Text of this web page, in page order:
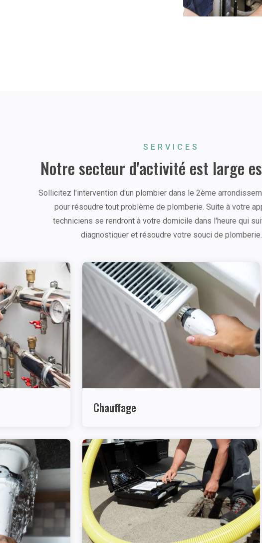
SERVICES
Notre secteur d'activité est large
Sollicitez l'intervention d'un plombier dans le 2ème
pour résoudre tout problème de plomberie. Suite à votre
techniciens se rendront à votre domicile dans l'heure qui
diagnostiquer et résoudre votre souci de plomberie.
Chauffage